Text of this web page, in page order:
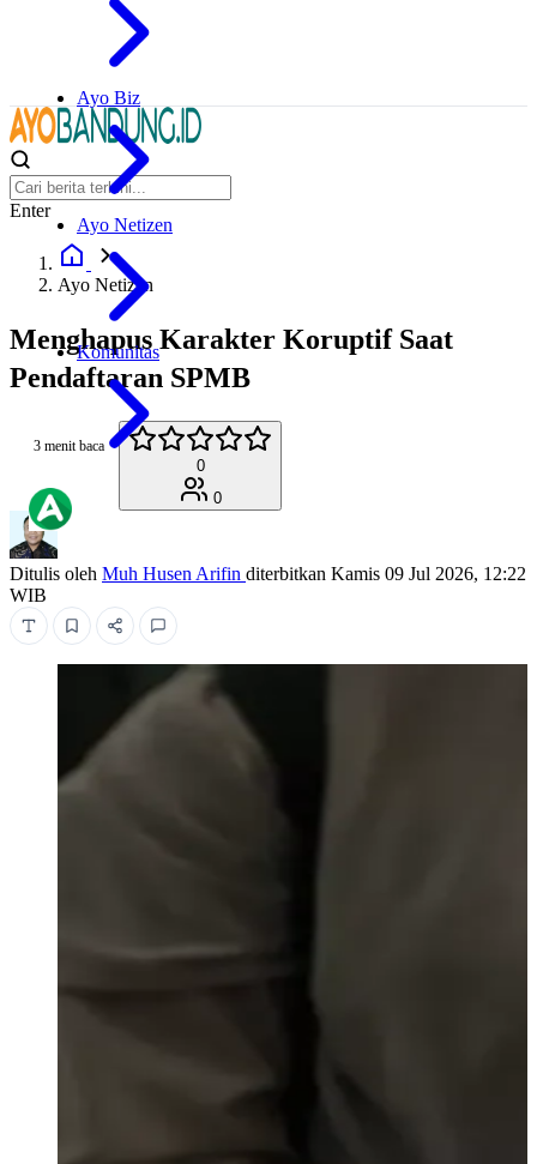
Ayo Biz
Ayo Netizen
Komunitas
Enter
Ayo Netizen
Menghapus Karakter Koruptif Saat
Pendaftaran SPMB
3 menit baca
0
0
Ditulis oleh Muh Husen Arifin diterbitkan Kamis 09 Jul 2026, 12:22
WIB